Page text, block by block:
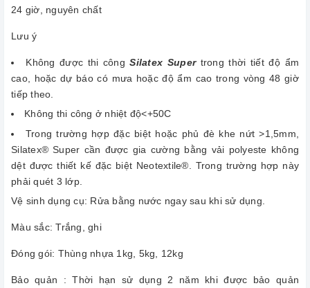
24 giờ, nguyên chất
Lưu ý
Không được thi côngSilatex Supertrong thời tiết độ ẩm
cao, hoặc dự báo có mưa hoặc độ ẩm cao trong vòng 48 giờ
tiếp theo.
Không thi công ở nhiệt độ<+50C
Trong trường hợp đặc biệt hoặc phủ đè khe nứt >1,5mm,
Silatex® Super cần được gia cường bằng vải polyeste không
dệt được thiết kế đặc biệt Neotextile®. Trong trường hợp này
phải quét 3 lớp.
Vệ sinh dụng cụ: Rửa bằng nước ngay sau khi sử dụng.
Màu sắc: Trắng, ghi
Đóng gói: Thùng nhựa 1kg, 5kg, 12kg
Bảo quản : Thời hạn sử dụng 2 năm khi được bảo quản